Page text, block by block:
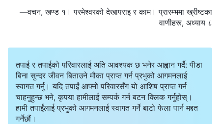
—वचन, खण्ड १। परमेश्‍वरको देखापराइ र काम। प्रारम्‍भमा ख्रीष्‍टका
वाणीहरू, अध्याय ८
तपाई र तपाईको परिवारलाई अति आवश्यक छ भनेर आह्वान गर्दै: पीडा
बिना सुन्दर जीवन बिताउने मौका प्राप्त गर्न प्रभुको आगमनलाई
स्वागत गर्नु। यदि तपाईं आफ्नो परिवारसँग यो आशिष प्राप्त गर्न
चाहनुहुन्छ भने, कृपया हामीलाई सम्पर्क गर्न बटन क्लिक गर्नुहोस्।
हामी तपाईंलाई प्रभुको आगमनलाई स्वागत गर्ने बाटो फेला पार्न मद्दत
गर्नेछौं।